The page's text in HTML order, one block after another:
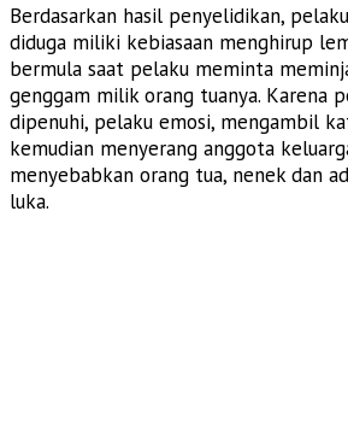
Berdasarkan hasil penyelidikan,
diduga miliki kebiasaan menghirup
bermula saat pelaku meminta
genggam milik orang tuanya. Karena
dipenuhi, pelaku emosi, mengambil
kemudian menyerang anggota
menyebabkan orang tua, nenek dan
luka.